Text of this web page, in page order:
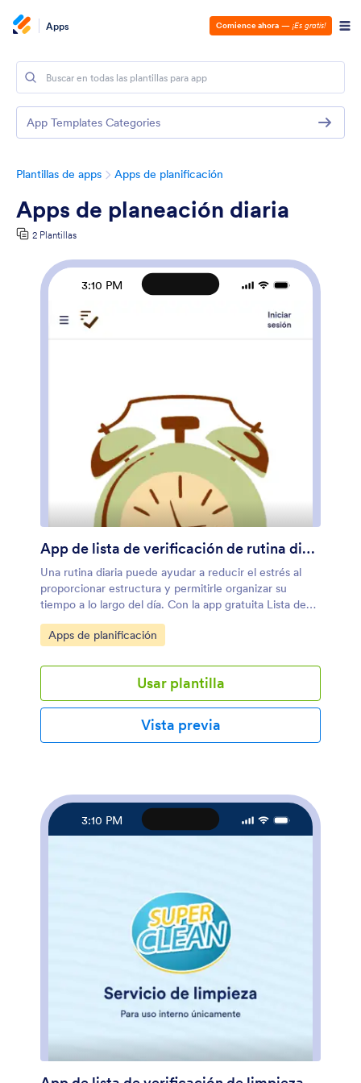
Apps Comience ahora — ¡Es gratis!
Plantillas de apps Apps de planificación
Apps de planeación diaria
2 Plantillas
3:10 PM
App de lista de verificación de rutina diaria
Una rutina diaria puede ayudar a reducir el estrés al
proporcionar estructura y permitirle organizar su
tiempo a lo largo del día. Con la app gratuita Lista de
verificación de rutina diaria de Jotform, puede
establecer con mayor facilidad una rutina diaria y
dispositivo. Esta app móvil personalizable incluye listas
de verificación para la mañana, la tarde y la noche.
Puede completar el formulario adjunto Lista de
verificación de rutina diaria para sincronizar
automáticamente las entradas con su tabla, o ingresar
que arrastrar y soltar para añadir formularios, tablas,
enlaces, texto, imágenes y mucho más a su app.
Puede descargar su app en cualquier dispositivo e
app de Lista de verificación de rutina diaria le ayudará
a llevar un control de su rutina diaria — ¡y a mejorarla!
Ir a Categoría:
Apps de planificación
Usar plantilla
Vista previa
3:10 PM
App Templates Categories